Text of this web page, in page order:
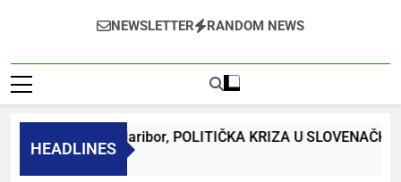
NEWSLETTER RANDOM NEWS
HEADLINES
Bojan Macuh, Maribor, POLITIČKA KRIZA U SLOVENAČKOM